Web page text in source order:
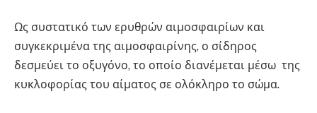
Ως συστατικό των ερυθρών αιμοσφαιρίων και
συγκεκριμένα της αιμοσφαιρίνης, ο σίδηρος
δεσμεύει το οξυγόνο, το οποίο διανέμεται μέσω της
κυκλοφορίας του αίματος σε ολόκληρο το σώμα.